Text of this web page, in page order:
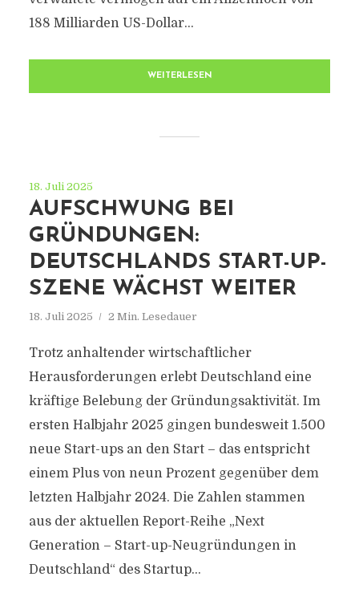
188 Milliarden US-Dollar...
WEITERLESEN
18. Juli 2025
AUFSCHWUNG BEI
GRÜNDUNGEN:
DEUTSCHLANDS START-UP-
SZENE WÄCHST WEITER
18. Juli 2025 2 Min. Lesedauer
Trotz anhaltender wirtschaftlicher
Herausforderungen erlebt Deutschland eine
kräftige Belebung der Gründungsaktivität. Im
ersten Halbjahr 2025 gingen bundesweit 1.500
neue Start-ups an den Start – das entspricht
einem Plus von neun Prozent gegenüber dem
letzten Halbjahr 2024. Die Zahlen stammen
aus der aktuellen Report-Reihe „Next
Generation – Start-up-Neugründungen in
Deutschland“ des Startup...